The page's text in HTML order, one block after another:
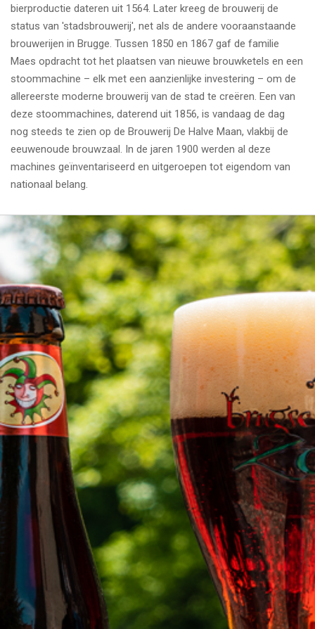
bierproductie dateren uit 1564. Later kreeg de brouwerij de
status van 'stadsbrouwerij', net als de andere vooraanstaande
brouwerijen in Brugge. Tussen 1850 en 1867 gaf de familie
Maes opdracht tot het plaatsen van nieuwe brouwketels en een
stoommachine – elk met een aanzienlijke investering – om de
allereerste moderne brouwerij van de stad te creëren. Een van
deze stoommachines, daterend uit 1856, is vandaag de dag
nog steeds te zien op de Brouwerij De Halve Maan, vlakbij de
eeuwenoude brouwzaal. In de jaren 1900 werden al deze
machines geïnventariseerd en uitgeroepen tot eigendom van
nationaal belang.